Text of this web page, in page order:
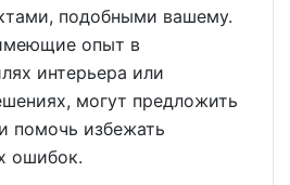
подобными вашему.
опыт в
интерьера или
могут предложить
помочь избежать
ошибок.